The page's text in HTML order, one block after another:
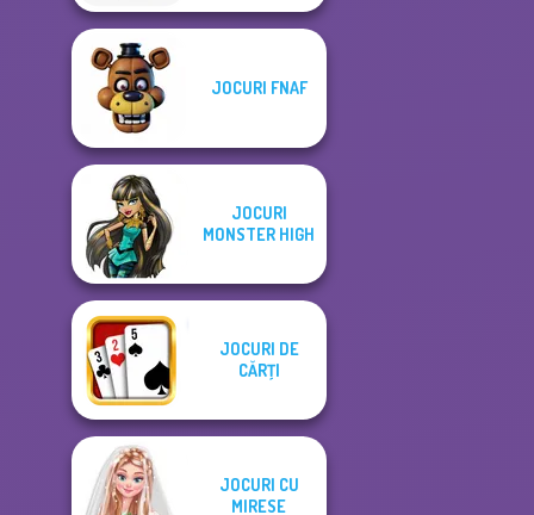
JOCURI FNAF
JOCURI
MONSTER HIGH
JOCURI DE
CĂRŢI
JOCURI CU
MIRESE